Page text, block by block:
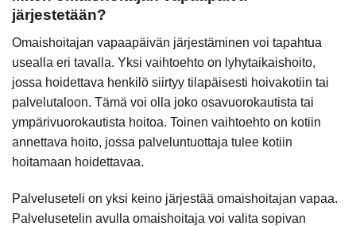
järjestetään?
Omaishoitajan vapaapäivän järjestäminen voi tapahtua
usealla eri tavalla. Yksi vaihtoehto on lyhytaikaishoito,
jossa hoidettava henkilö siirtyy tilapäisesti hoivakotiin tai
palvelutaloon. Tämä voi olla joko osavuorokautista tai
ympärivuorokautista hoitoa. Toinen vaihtoehto on kotiin
annettava hoito, jossa palveluntuottaja tulee kotiin
hoitamaan hoidettavaa.
Palveluseteli on yksi keino järjestää omaishoitajan vapaa.
Palvelusetelin avulla omaishoitaja voi valita sopivan